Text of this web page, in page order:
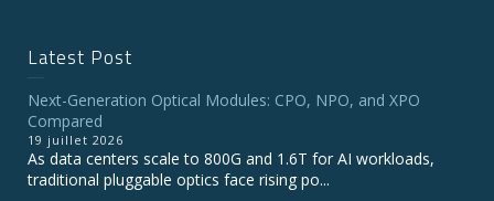
Latest Post
Next-Generation Optical Modules: CPO, NPO, and XPO
Compared
19 juillet 2026
As data centers scale to 800G and 1.6T for AI workloads,
traditional pluggable optics face rising po...